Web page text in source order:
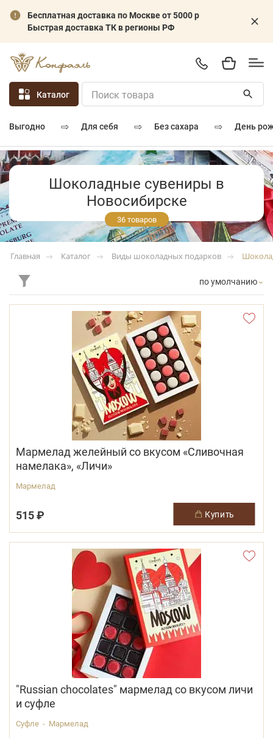
Бесплатная доставка по Москве от 5000 р
Быстрая доставка ТК в регионы РФ
Каталог
выгодно ⇨ для себя ⇨ без сахара ⇨ день
Шоколадные сувениры в
Новосибирске
36 товаров
Главная Каталог Виды шоколадных подарков
по умолчанию
Мармелад желейный со вкусом «Сливочная
намелака», «Личи»
Мармелад
515 ₽ купить
"Russian chocolates" мармелад со вкусом личи
и суфле
Суфле - Мармелад